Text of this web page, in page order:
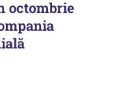
octombrie